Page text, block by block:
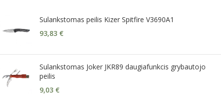
Sulankstomas peilis Kizer Spitfire V3690A1
93,83 €
Sulankstomas Joker JKR89 daugiafunkcis grybautojo
peilis
9,03 €